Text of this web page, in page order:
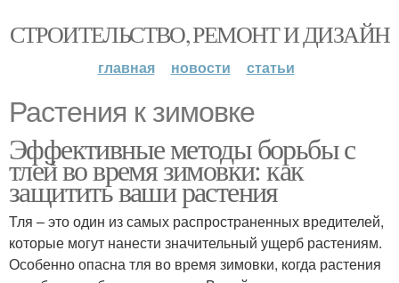
СТРОИТЕЛЬСТВО, РЕМОНТ И ДИЗАЙН
главная новости статьи
Растения к зимовке
Эффективные методы борьбы с
тлей во время зимовки: как
защитить ваши растения
Тля – это один из самых распространенных вредителей,
которые могут нанести значительный ущерб растениям.
Особенно опасна тля во время зимовки, когда растения